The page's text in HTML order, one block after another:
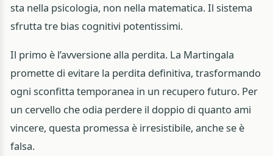
sta nella psicologia, non nella matematica. Il sistema
sfrutta tre bias cognitivi potentissimi.
Il primo è l’avversione alla perdita. La Martingala
promette di evitare la perdita definitiva, trasformando
ogni sconfitta temporanea in un recupero futuro. Per
un cervello che odia perdere il doppio di quanto ami
vincere, questa promessa è irresistibile, anche se è
falsa.